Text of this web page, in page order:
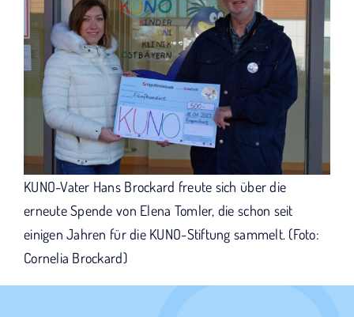
KUNO-Vater Hans Brockard freute sich über die
erneute Spende von Elena Tomler, die schon seit
einigen Jahren für die KUNO-Stiftung sammelt. (Foto:
Cornelia Brockard)